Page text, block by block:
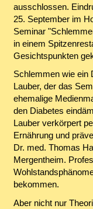
ausschlossen.
25. September im
Seminar
in einem
Gesichtspunkten
Schlemmen wie ein
Lauber, der das
ehemalige
den Diabetes
Lauber verkörpert
Ernährung und
Dr. med. Thomas
Mergentheim.
bekommen.
Aber nicht nur